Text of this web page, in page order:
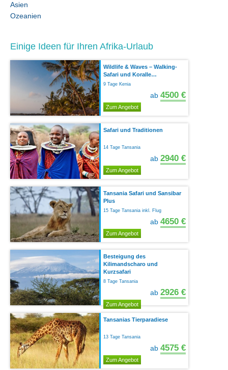
Asien
Ozeanien
Einige Ideen für Ihren Afrika-Urlaub
Wildlife & Waves – Walking-
Safari und Koralle…
9 Tage Kenia
ab 4500 €
Zum Angebot
Safari und Traditionen
14 Tage Tansania
ab 2940 €
Zum Angebot
Tansania Safari und Sansibar
Plus
15 Tage Tansania inkl. Flug
ab 4650 €
Zum Angebot
Besteigung des
Kilimandscharo und
Kurzsafari
8 Tage Tansania
ab 2926 €
Zum Angebot
Tansanias Tierparadiese
13 Tage Tansania
ab 4575 €
Zum Angebot